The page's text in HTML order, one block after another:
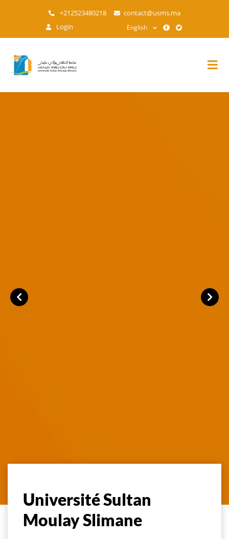
main
+212523480218
contact@usms.ma
Login
English
Université Sultan
Moulay Slimane